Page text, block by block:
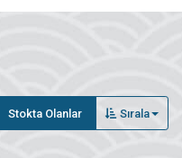
Stokta Olanlar Sırala